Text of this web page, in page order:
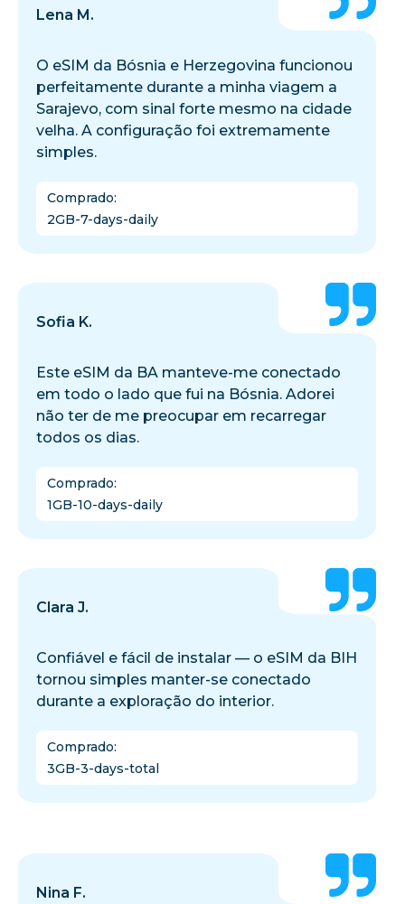
Lena M.
O eSIM da Bósnia e Herzegovina funcionou
perfeitamente durante a minha viagem a
Sarajevo, com sinal forte mesmo na cidade
velha. A configuração foi extremamente
simples.
Comprado:
2GB-7-days-daily
Sofia K.
Este eSIM da BA manteve-me conectado
em todo o lado que fui na Bósnia. Adorei
não ter de me preocupar em recarregar
todos os dias.
Comprado:
1GB-10-days-daily
Clara J.
Confiável e fácil de instalar — o eSIM da BIH
tornou simples manter-se conectado
durante a exploração do interior.
Comprado:
3GB-3-days-total
Nina F.